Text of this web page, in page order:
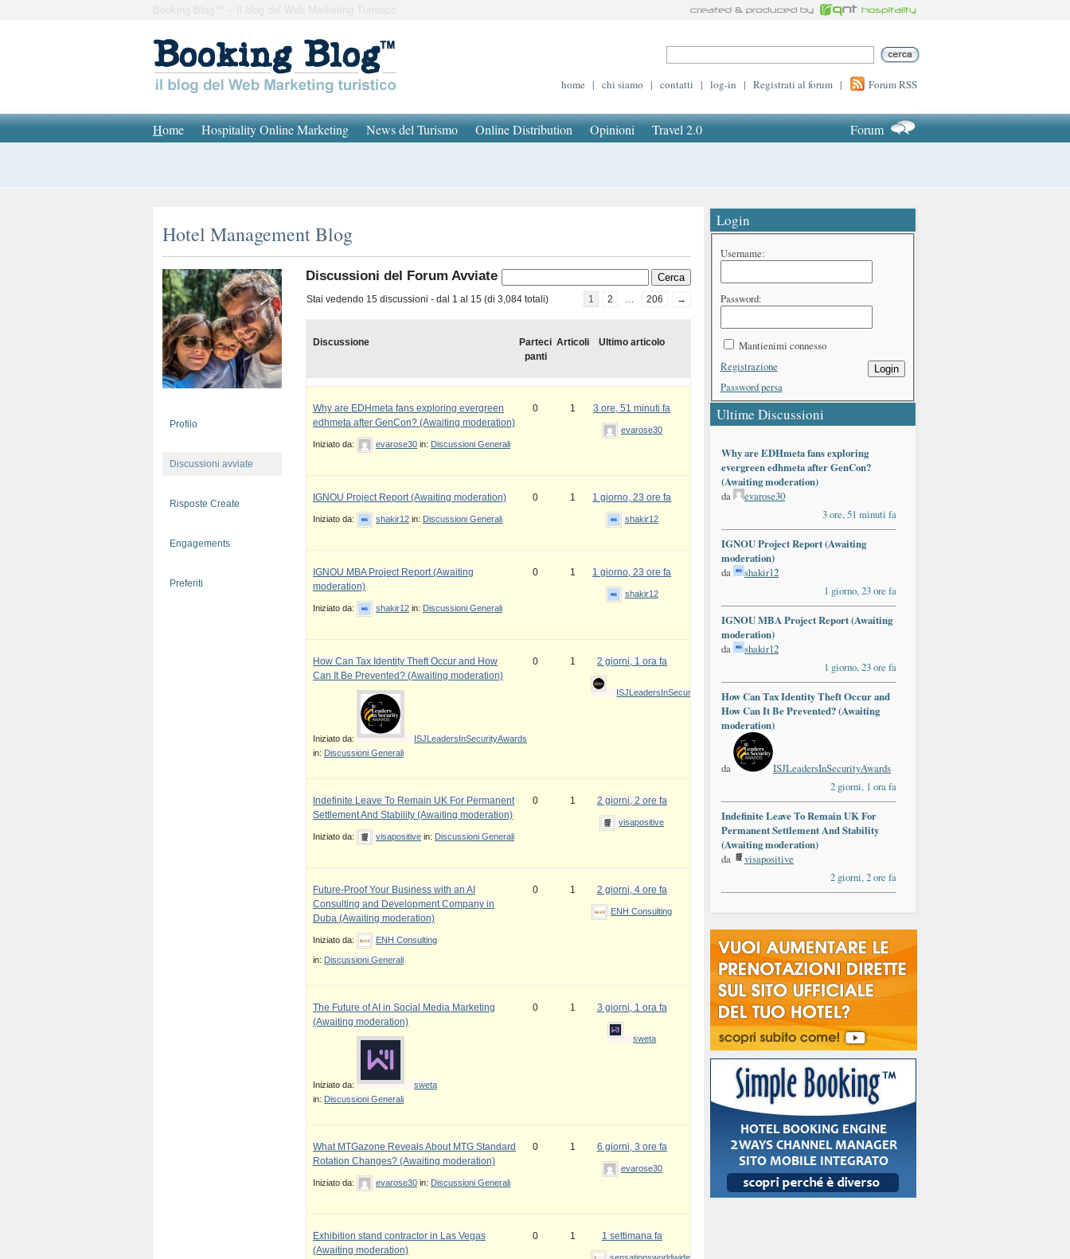
Booking Blog™ – Il blog del Web Marketing Turistico
home | chi siamo | contatti | log-in | Registrati al forum | Forum RSS
Home Hospitality Online Marketing News del Turismo Online Distribution Opinioni Travel 2.0 Forum
Hotel Management Blog
Profilo
Discussioni avviate
Risposte Create
Engagements
Preferiti
Discussioni del Forum Avviate
Stai vedendo 15 discussioni - dal 1 al 15 (di 3,084 totali) 1 2 … 206 →
Discussione
Parteci
panti
Articoli Ultimo articolo
Why are EDHmeta fans exploring evergreen
edhmeta after GenCon? (Awaiting moderation)
Iniziato da: evarose30 in: Discussioni Generali
0 1 3 ore, 51 minuti fa
evarose30
IGNOU Project Report (Awaiting moderation)
Iniziato da: shakir12 in: Discussioni Generali
0 1 1 giorno, 23 ore fa
shakir12
IGNOU MBA Project Report (Awaiting
moderation)
Iniziato da: shakir12 in: Discussioni Generali
0 1 1 giorno, 23 ore fa
shakir12
How Can Tax Identity Theft Occur and How
Can It Be Prevented? (Awaiting moderation)
Iniziato da:
ISJLeadersInSecurityAwards
in: Discussioni Generali
0 1 2 giorni, 1 ora fa
ISJLeadersInSecurityAwards
Indefinite Leave To Remain UK For Permanent
Settlement And Stability (Awaiting moderation)
Iniziato da: visapositive in: Discussioni Generali
0 1 2 giorni, 2 ore fa
visapositive
Future-Proof Your Business with an AI
Consulting and Development Company in
Duba (Awaiting moderation)
Iniziato da: ENH Consulting
in: Discussioni Generali
0 1 2 giorni, 4 ore fa
ENH Consulting
The Future of AI in Social Media Marketing
(Awaiting moderation)
Iniziato da:
sweta
in: Discussioni Generali
0 1 3 giorni, 1 ora fa
sweta
What MTGazone Reveals About MTG Standard
Rotation Changes? (Awaiting moderation)
Iniziato da: evarose30 in: Discussioni Generali
0 1 6 giorni, 3 ore fa
evarose30
Exhibition stand contractor in Las Vegas
(Awaiting moderation)
0 1 1 settimana fa
Login
Username:
Password:
Mantienimi connesso
Login
Registrazione
Password persa
Ultime Discussioni
Why are EDHmeta fans exploring
evergreen edhmeta after GenCon?
(Awaiting moderation)
da
evarose30
3 ore, 51 minuti fa
IGNOU Project Report (Awaiting
moderation)
da
shakir12
1 giorno, 23 ore fa
IGNOU MBA Project Report (Awaiting
moderation)
da
shakir12
1 giorno, 23 ore fa
How Can Tax Identity Theft Occur and
How Can It Be Prevented? (Awaiting
moderation)
da
ISJLeadersInSecurityAwards
2 giorni, 1 ora fa
Indefinite Leave To Remain UK For
Permanent Settlement And Stability
(Awaiting moderation)
da
visapositive
2 giorni, 2 ore fa